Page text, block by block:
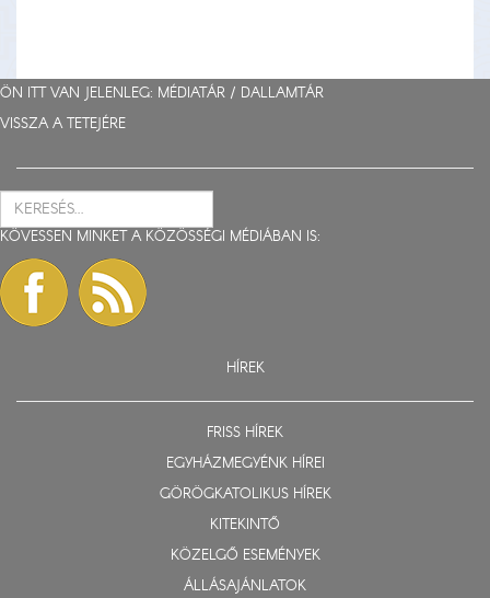
ÖN ITT VAN JELENLEG: MÉDIATÁR / DALLAMTÁR
VISSZA A TETEJÉRE
KÖVESSEN MINKET A KÖZÖSSÉGI MÉDIÁBAN IS:
HÍREK
FRISS HÍREK
EGYHÁZMEGYÉNK HÍREI
GÖRÖGKATOLIKUS HÍREK
KITEKINTŐ
KÖZELGŐ ESEMÉNYEK
ÁLLÁSAJÁNLATOK